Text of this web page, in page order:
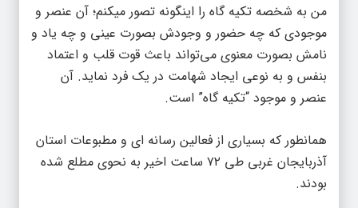
من به شخصه تکیه گاه را اینگونه تصور میکنم؛ آن عنصر و
موجودی که چه حضور و وجودش بصورت عینی و چه یاد و
نامش بصورت معنوی می‌تواند باعث قوت قلب و اعتماد
بنفس و به نوعی ایجاد شهامت در یک فرد نماید. آن
عنصر و موجود “تکیه گاه” است.
همانطور که بسیاری از فعالین رسانه ای و مطبوعات استان
آذربایجان غربی طی ۷۲ ساعت اخیر به نحوی مطلع شده
بودند.